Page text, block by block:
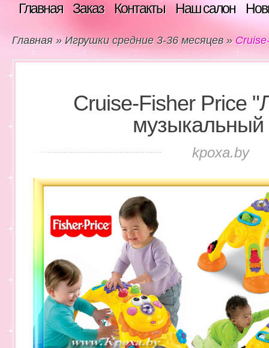
Главная Заказ Контакты Наш салон
Главная » Игрушки средние 3-36 месяцев »
Cruise-Fisher Price
музыкальный
kpoxa.by